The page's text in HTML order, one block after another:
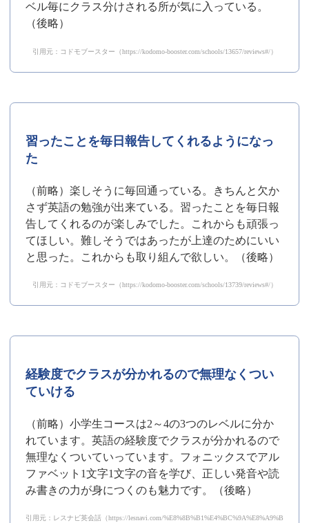
ベル毎にクラス分けされる所が気に入っている。
（後略）
引用元：コドモブースター（https://kodomo-booster.com/schools/13657/reviews#/）
習ったことを毎日報告してくれるようになっ
た
（前略）楽しそうに毎回通っている。きちんと欠か
さず英語の勉強が出来ている。習ったことを毎日報
告してくれるのが楽しみでした。これからも頑張っ
てほしい。難しそうではあったが上達のためにいい
と思った。これからも取り組んで欲しい。（後略）
引用元：コドモブースター（https://kodomo-booster.com/schools/13739/reviews#/）
経験度でクラスが分かれるので無理なくつい
ていける
（前略）小学生コースは2～4の3つのレベルに分か
れています。英語の経験度でクラスが分かれるので
無理なくついていっています。フォニックスでアル
ファベット1文字1文字の音を学び、正しい発音や読
み書きの力が身につくのも魅力です。（後略）
引用元：レスナビ英会話（https://lesnavi.com/%E8%8B%B1%E4%BC%9A%E8%A9%B1/111/